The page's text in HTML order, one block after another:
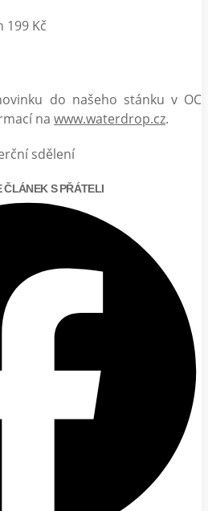
199 Kč
do našeho stánku v OC
na www.waterdrop.cz.
sdělení
ČLÁNEK S PŘÁTELI